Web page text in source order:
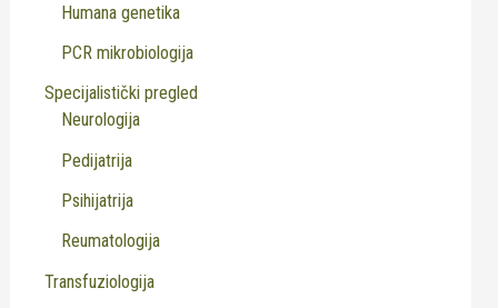
Humana genetika
PCR mikrobiologija
Specijalistički pregled
Neurologija
Pedijatrija
Psihijatrija
Reumatologija
Transfuziologija